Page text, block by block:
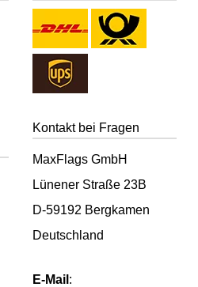
Kontakt bei Fragen
MaxFlags GmbH
Lünener Straße 23B
D-59192 Bergkamen
Deutschland
E-Mail :